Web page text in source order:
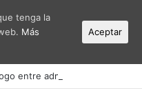
tenga la
Más
Aceptar